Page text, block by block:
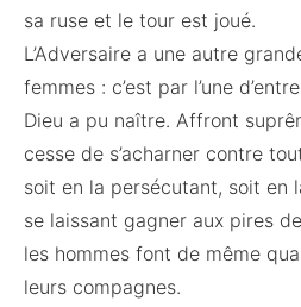
sa ruse et le tour est joué.
L’Adversaire a une autre
femmes : c’est par l’une
Dieu a pu naître. Affront
cesse de s’acharner contre
soit en la persécutant, soit en
se laissant gagner aux pires
les hommes font de même
leurs compagnes.